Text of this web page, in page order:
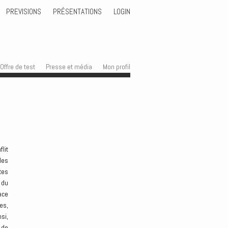
PREVISIONS PRÉSENTATIONS LOGIN
Offre de test Presse et média Mon profil